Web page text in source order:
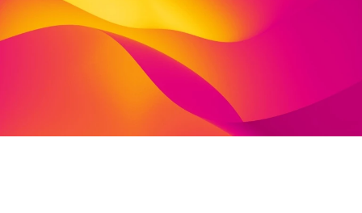
34117 Kassel
Deutschland
fon: 0561 81644 100
fax: 0561 81644 101
elvira.danziger@viva-stiftung.de